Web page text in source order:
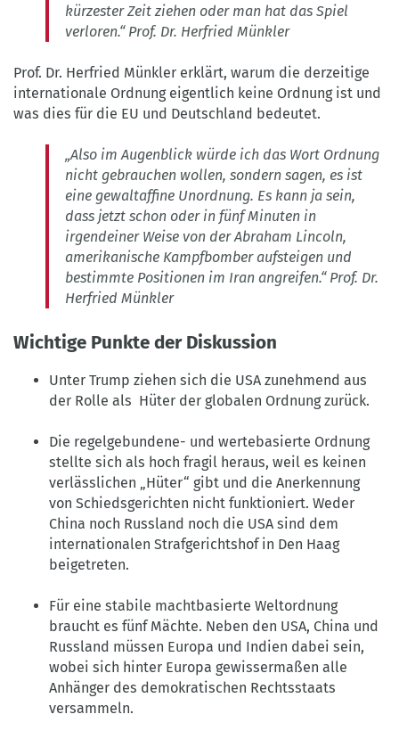
(Landeszentrale).
kürzester Zeit ziehen oder man hat das Spiel
verloren.“ Prof. Dr. Herfried Münkler
Prof. Dr. Herfried Münkler erklärt, warum die derzeitige
internationale Ordnung eigentlich keine Ordnung ist und
was dies für die EU und Deutschland bedeutet.
„Also im Augenblick würde ich das Wort Ordnung
nicht gebrauchen wollen, sondern sagen, es ist
eine gewaltaffine Unordnung. Es kann ja sein,
dass jetzt schon oder in fünf Minuten in
irgendeiner Weise von der Abraham Lincoln,
amerikanische Kampfbomber aufsteigen und
bestimmte Positionen im Iran angreifen.“ Prof. Dr.
Herfried Münkler
Wichtige Punkte der Diskussion
Unter Trump ziehen sich die USA zunehmend aus
der Rolle als Hüter der globalen Ordnung zurück.
Die regelgebundene- und wertebasierte Ordnung
stellte sich als hoch fragil heraus, weil es keinen
verlässlichen „Hüter“ gibt und die Anerkennung
von Schiedsgerichten nicht funktioniert. Weder
China noch Russland noch die USA sind dem
internationalen Strafgerichtshof in Den Haag
beigetreten.
Für eine stabile machtbasierte Weltordnung
braucht es fünf Mächte. Neben den USA, China und
Russland müssen Europa und Indien dabei sein,
wobei sich hinter Europa gewissermaßen alle
Anhänger des demokratischen Rechtsstaats
versammeln.